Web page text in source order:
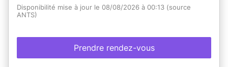
Disponibilité mise à jour le 08/08/2026 à 00:13 (source
ANTS)
Prendre rendez-vous